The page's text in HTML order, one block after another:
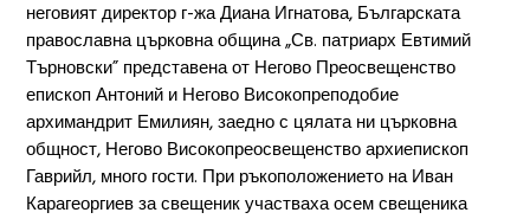
неговият директор г-жа Диана Игнатова, Българската
православна църковна община „Св. патриарх Евтимий
Търновски” представена от Негово Преосвещенство
епископ Антоний и Негово Високопреподобие
архимандрит Емилиян, заедно с цялата ни църковна
общност, Негово Високопреосвещенство архиепископ
Гаврийл, много гости. При ръкоположението на Иван
Карагеоргиев за свещеник участваха осем свещеника